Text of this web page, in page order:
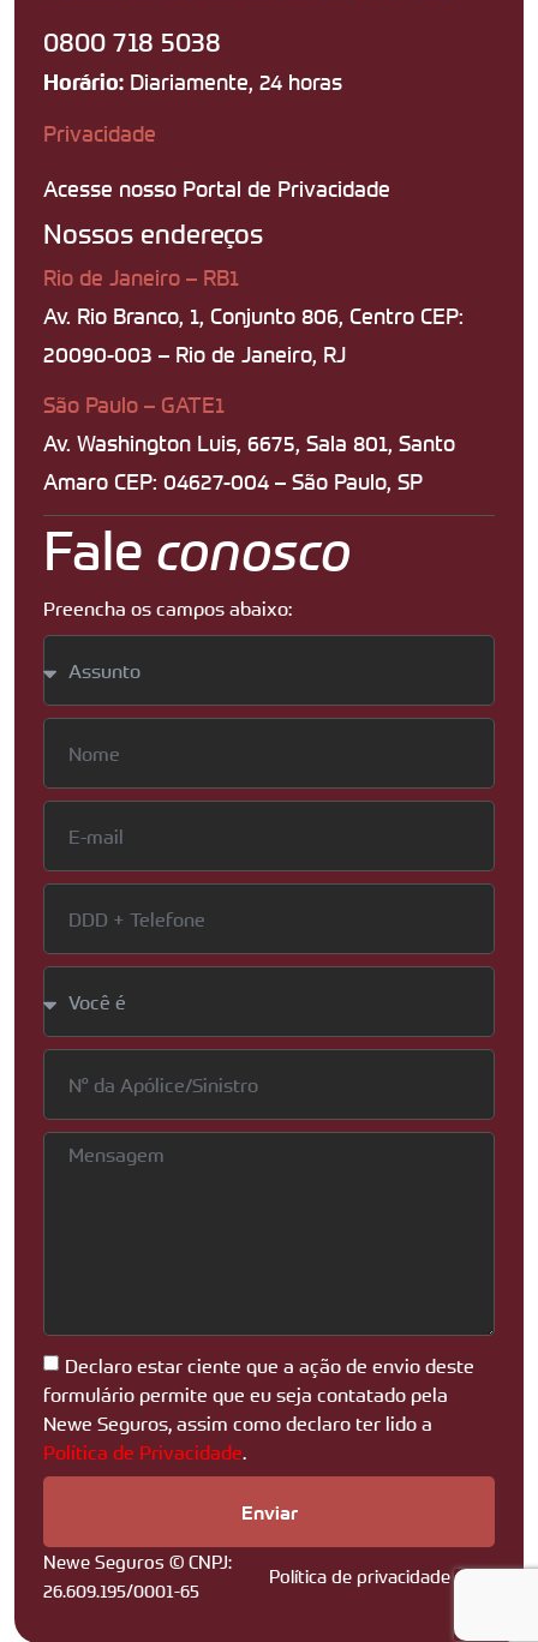
0800 718 5038
Horário: Diariamente, 24 horas
Privacidade
Acesse nosso Portal de Privacidade
Nossos endereços
Rio de Janeiro – RB1
Av. Rio Branco, 1, Conjunto 806, Centro CEP:
20090-003 – Rio de Janeiro, RJ
São Paulo – GATE1
Av. Washington Luis, 6675, Sala 801, Santo
Amaro CEP: 04627-004 – São Paulo, SP
Fale conosco
Preencha os campos abaixo:
Declaro estar ciente que a ação de envio deste
formulário permite que eu seja contatado pela
Newe Seguros, assim como declaro ter lido a
Política de Privacidade.
Enviar
Newe Seguros © CNPJ:
26.609.195/0001-65
Política de privacidade